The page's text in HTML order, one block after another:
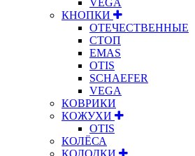
КНОПКИ
ОТЕЧЕСТВЕННЫЕ
СТОП
EMAS
OTIS
SCHAEFER
VEGA
КОВРИКИ
КОЖУХИ
OTIS
КОЛЁСА
КОЛОДКИ